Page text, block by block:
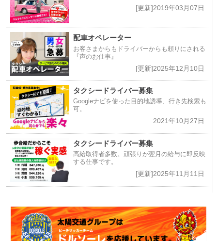
[更新]2019年03月07日
配車オペレーター
お客さまからもドライバーからも頼りにされる
『声のお仕事』
[更新]2025年12月10日
タクシードライバー募集
Googleナビを使った目的地誘導、行き先検索も
可。
2021年10月27日
タクシードライバー募集
高給取得者多数。頑張りが翌月の給与に即反映
する仕事です。
[更新]2025年11月11日